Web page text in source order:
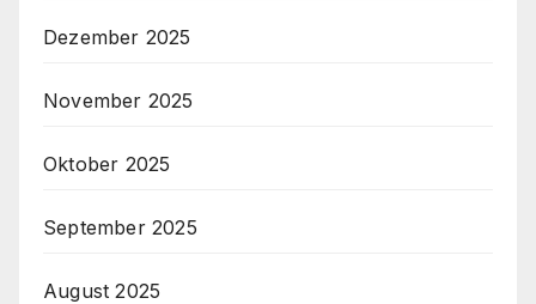
Dezember 2025
November 2025
Oktober 2025
September 2025
August 2025